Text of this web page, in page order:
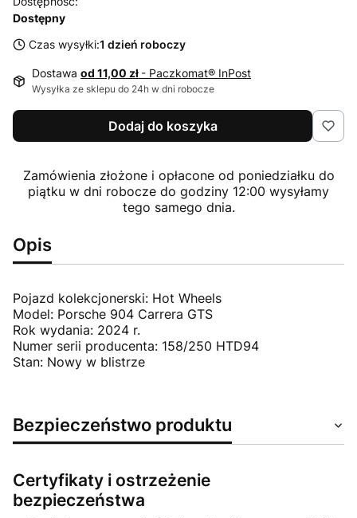
Dostępny
Czas wysyłki:1 dzień roboczy
Dostawa od 11,00 zł - Paczkomat® InPost
Wysyłka ze sklepu do 24h w dni robocze
Dodaj do koszyka
Zamówienia złożone i opłacone od poniedziałku do
piątku w dni robocze do godziny 12:00 wysyłamy
tego samego dnia.
Opis
Pojazd kolekcjonerski: Hot Wheels
Model: Porsche 904 Carrera GTS
Rok wydania: 2024 r.
Numer serii producenta: 158/250 HTD94
Stan: Nowy w blistrze
Bezpieczeństwo produktu
Certyfikaty i ostrzeżenie
bezpieczeństwa